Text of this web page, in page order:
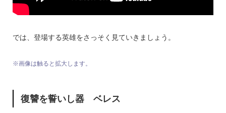
では、登場する英雄をさっそく見ていきましょう。
※画像は触ると拡大します。
復讐を誓いし器 ベレス